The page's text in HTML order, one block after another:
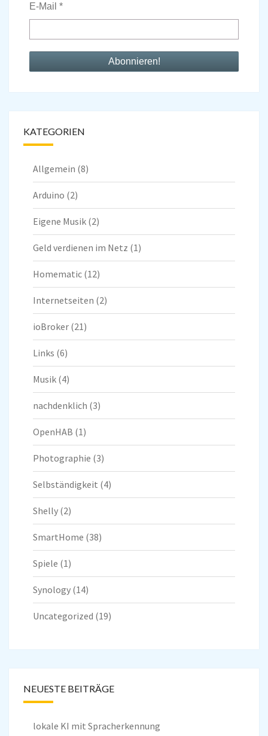
E-Mail *
KATEGORIEN
Allgemein (8)
Arduino (2)
Eigene Musik (2)
Geld verdienen im Netz (1)
Homematic (12)
Internetseiten (2)
ioBroker (21)
Links (6)
Musik (4)
nachdenklich (3)
OpenHAB (1)
Photographie (3)
Selbständigkeit (4)
Shelly (2)
SmartHome (38)
Spiele (1)
Synology (14)
Uncategorized (19)
NEUESTE BEITRÄGE
lokale KI mit Spracherkennung